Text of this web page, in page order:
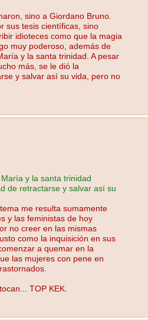
sino a Giordano Bruno.
sus tesis científicas, sino
idioteces como que la magia
muy poderoso, además de
y la santa trinidad. A pesar
más, se le dió la
y salvar así su vida, pero no
y la santa trinidad
de retractarse y salvar así su
me resulta sumamente
y las feministas de hoy
no creer en las mismas
como la inquisición en sus
a quemar en la
las mujeres con pene en
TOP KEK.